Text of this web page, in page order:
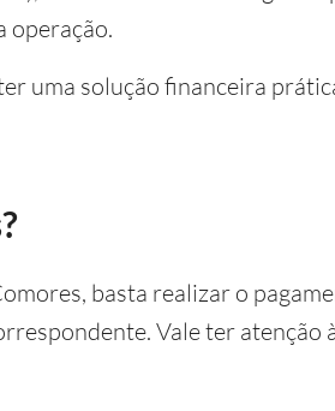
operação.
uma solução financeira
basta realizar o
Vale ter atenção